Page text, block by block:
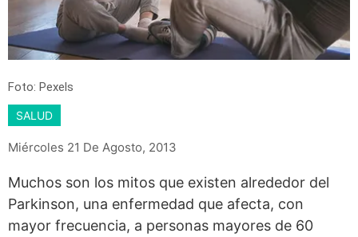
Foto: Pexels
SALUD
Miércoles 21 De Agosto, 2013
Muchos son los mitos que existen alrededor del
Parkinson, una enfermedad que afecta, con
mayor frecuencia, a personas mayores de 60